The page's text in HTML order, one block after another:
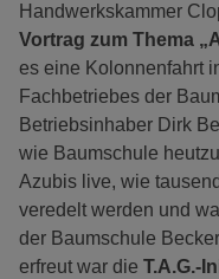
Handwerkskammer
Vortrag zum Thema
es eine Kolonnenfahrt
Fachbetriebes der
Betriebsinhaber Dirk
wie Baumschule
Azubis live, wie
veredelt werden und
der Baumschule
erfreut war die T.A.G.-